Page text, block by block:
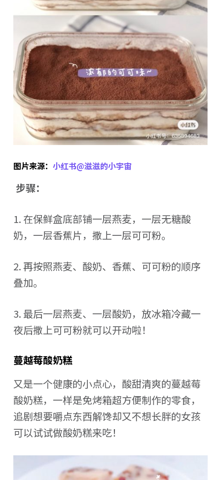
图片来源： 小红书@滋滋的小宇宙
步骤：
1. 在保鲜盒底部铺一层燕麦，一层无糖酸
奶，一层香蕉片，撒上一层可可粉。
2. 再按照燕麦、酸奶、香蕉、可可粉的顺序
叠加。
3. 最后一层燕麦、一层酸奶，放冰箱冷藏一
夜后撒上可可粉就可以开动啦！
蔓越莓酸奶糕
又是一个健康的小点心，酸甜清爽的蔓越莓
酸奶糕，一样是免烤箱超方便制作的零食，
追剧想要嚼点东西解馋却又不想长胖的女孩
可以试试做酸奶糕来吃！